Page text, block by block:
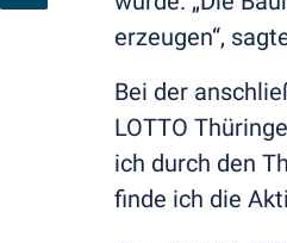
erzeugen“,
Bei der
LOTTO
ich durch den
finde ich die